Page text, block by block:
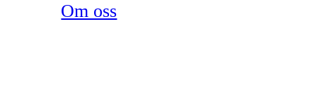
Om oss